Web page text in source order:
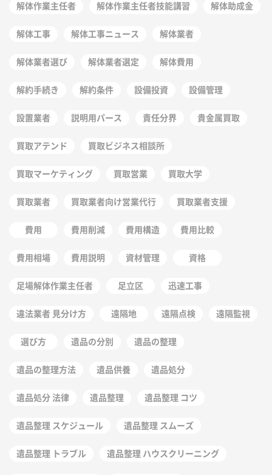
解体作業主任者 解体作業主任者技能講習 解体助成金
解体工事 解体工事ニュース 解体業者
解体業者選び 解体業者選定 解体費用
解約手続き 解約条件 設備投資 設備管理
設置業者 説明用パース 責任分界 貴金属買取
買取アテンド 買取ビジネス相談所
買取マーケティング 買取営業 買取大学
買取業者 買取業者向け営業代行 買取業者支援
費用 費用削減 費用構造 費用比較
費用相場 費用説明 資材管理 資格
足場解体作業主任者 足立区 迅速工事
違法業者 見分け方 遠隔地 遠隔点検 遠隔監視
選び方 遺品の分別 遺品の整理
遺品の整理方法 遺品供養 遺品処分
遺品処分 法律 遺品整理 遺品整理 コツ
遺品整理 スケジュール 遺品整理 スムーズ
遺品整理 トラブル 遺品整理 ハウスクリーニング